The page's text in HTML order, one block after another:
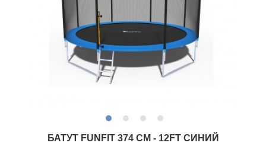
БАТУТ FUNFIT 374 СМ - 12FT СИНИЙ